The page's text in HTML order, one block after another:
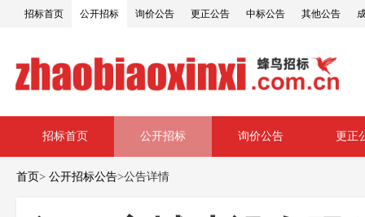
招标首页 公开招标 询价公告 更正公告 中标公告 其他公告
招标首页 公开招标 询价公告 更正
首页> 公开招标公告>公告详情